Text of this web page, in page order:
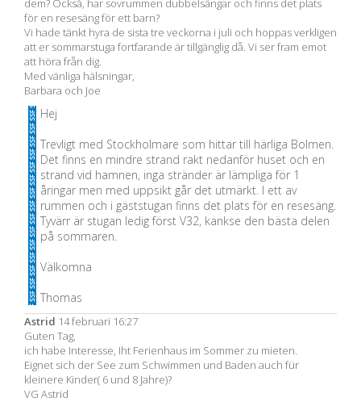
dem? Också, har sovrummen dubbelsängar och finns det plats
för en resesäng för ett barn?
Vi hade tänkt hyra de sista tre veckorna i juli och hoppas verkligen
att er sommarstuga fortfarande är tillgänglig då. Vi ser fram emot
att höra från dig.
Med vänliga hälsningar,
Barbara och Joe
Hej
Trevligt med Stockholmare som hittar till härliga Bolmen.
Det finns en mindre strand rakt nedanför huset och en
strand vid hamnen, inga stränder är lämpliga för 1
åringar men med uppsikt går det utmärkt. I ett av
rummen och i gäststugan finns det plats för en resesäng.
Tyvärr är stugan ledig först V32, kankse den bästa delen
på sommaren.
Välkomna
Thomas
Astrid 14 februari 16:27
Guten Tag,
ich habe Interesse, Iht Ferienhaus im Sommer zu mieten.
Eignet sich der See zum Schwimmen und Baden auch für
kleinere Kinder( 6 und 8 Jahre)?
VG Astrid